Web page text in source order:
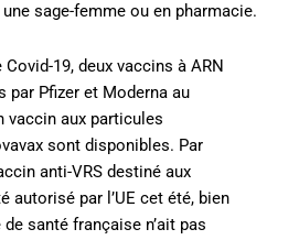
sage-femme ou en pharmacie.
19, deux vaccins à ARN
par Pfizer et Moderna au
vaccin aux particules
sont disponibles. Par
anti-VRS destiné aux
autorisé par l’UE cet été, bien
santé française n’ait pas